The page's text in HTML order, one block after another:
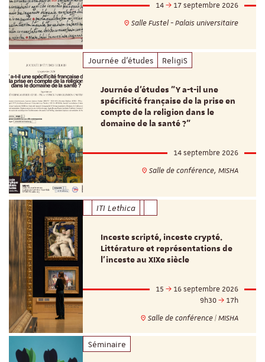
14
17 septembre 2026
Salle Fustel - Palais universitaire
Journée d'études ReligiS
Journée d’études "Y a-t-il une
spécificité française de la prise en
compte de la religion dans le
domaine de la santé ?"
14 septembre 2026
Salle de conférence, MISHA
ITI Lethica
Inceste scripté, inceste crypté.
Littérature et représentations de
l’inceste au XIXe siècle
15
16 septembre 2026
9h30
17h
Salle de conférence | MISHA
Séminaire